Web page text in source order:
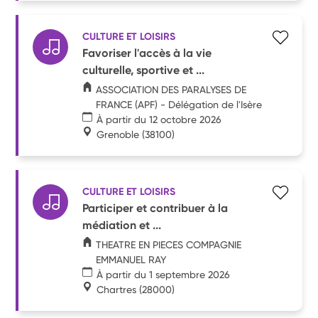
CULTURE ET LOISIRS
Favoriser l'accès à la vie
culturelle, sportive et ...
ASSOCIATION DES PARALYSES DE
FRANCE (APF) - Délégation de l'Isère
À partir du 12 octobre 2026
Grenoble (38100)
CULTURE ET LOISIRS
Participer et contribuer à la
médiation et ...
THEATRE EN PIECES COMPAGNIE
EMMANUEL RAY
À partir du 1 septembre 2026
Chartres (28000)